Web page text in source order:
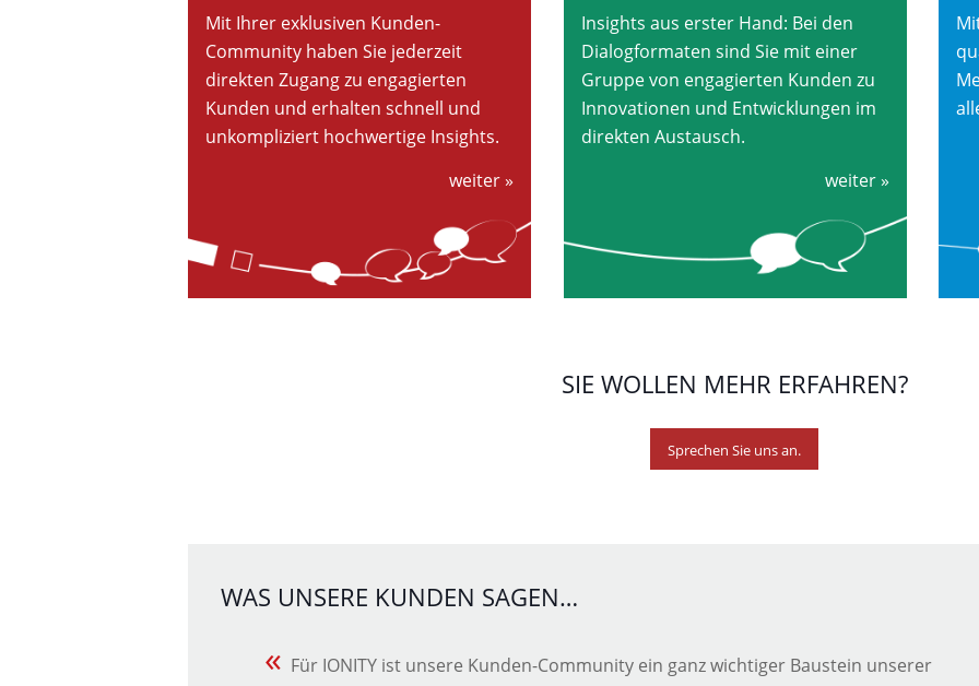
Mit Ihrer exklusiven Kunden-
Community haben Sie jederzeit
direkten Zugang zu engagierten
Kunden und erhalten schnell und
unkompliziert hochwertige Insights.
weiter »
Insights aus erster Hand: Bei den
Dialogformaten sind Sie mit einer
Gruppe von engagierten Kunden zu
Innovationen und Entwicklungen im
direkten Austausch.
weiter »
SIE WOLLEN MEHR ERFAHREN?
Sprechen Sie uns an.
WAS UNSERE KUNDEN SAGEN…
« Für IONITY ist unsere Kunden-Community ein ganz wichtiger Baustein unserer